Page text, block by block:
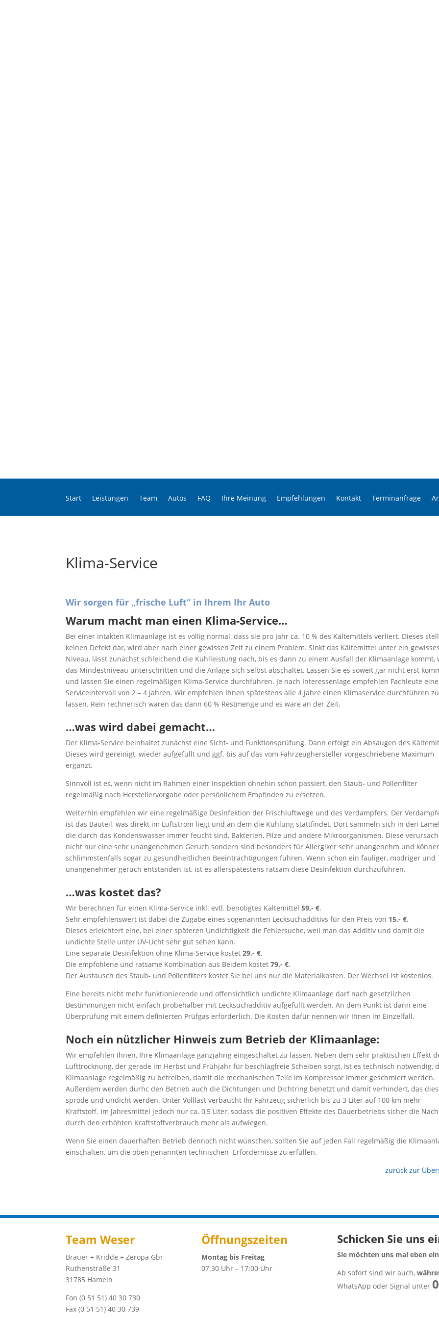
Start Leistungen Team Autos FAQ Ihre Meinung Empfehlungen Kontakt Terminanfrage
Klima-Service
Wir sorgen für „frische Luft“ in Ihrem Ihr Auto
Warum macht man einen Klima-Service…
Bei einer intakten Klimaanlage ist es völlig normal, dass sie pro Jahr ca. 10 % des Kältemittels verliert. Dieses
keinen Defekt dar, wird aber nach einer gewissen Zeit zu einem Problem. Sinkt das Kältemittel unter ein gewisses
Niveau, lässt zunächst schleichend die Kühlleistung nach, bis es dann zu einem Ausfall der Klimaanlage kommt,
das Mindestniveau unterschritten und die Anlage sich selbst abschaltet. Lassen Sie es soweit gar nicht erst
und lassen Sie einen regelmäßigen Klima-Service durchführen. Je nach Interessenlage empfehlen Fachleute
Serviceintervall von 2 – 4 Jahren. Wir empfehlen Ihnen spätestens alle 4 Jahre einen Klimaservice durchführen zu
lassen. Rein rechnerisch wären das dann 60 % Restmenge und es wäre an der Zeit.
…was wird dabei gemacht…
Der Klima-Service beinhaltet zunächst eine Sicht- und Funktionsprüfung. Dann erfolgt ein Absaugen des
Dieses wird gereinigt, wieder aufgefüllt und ggf. bis auf das vom Fahrzeughersteller vorgeschriebene Maximum
ergänzt.
Sinnvoll ist es, wenn nicht im Rahmen einer Inspektion ohnehin schon passiert, den Staub- und Pollenfilter
regelmäßig nach Herstellervorgabe oder persönlichem Empfinden zu ersetzen.
Weiterhin empfehlen wir eine regelmäßige Desinfektion der Frischluftwege und des Verdampfers. Der
ist das Bauteil, was direkt im Luftstrom liegt und an dem die Kühlung stattfindet. Dort sammeln sich in den
die durch das Kondenswasser immer feucht sind, Bakterien, Pilze und andere Mikroorganismen. Diese
nicht nur eine sehr unangenehmen Geruch sondern sind besonders für Allergiker sehr unangenehm und
schlimmstenfalls sogar zu gesundheitlichen Beeinträchtigungen führen. Wenn schon ein fauliger, modriger und
unangenehmer geruch entstanden ist, ist es allerspätestens ratsam diese Desinfektion durchzuführen.
…was kostet das?
Wir berechnen für einen Klima-Service inkl. evtl. benötigtes Kältemittel59,- €.
Sehr empfehlenswert ist dabei die Zugabe eines sogenannten Lecksuchadditivs für den Preis von 15,- €.
Dieses erleichtert eine, bei einer späteren Undichtigkeit die Fehlersuche, weil man das Additiv und damit die
undichte Stelle unter UV-Licht sehr gut sehen kann.
Eine separate Desinfektion ohne Klima-Service kostet29,- €.
Die empfohlene und ratsame Kombination aus Beidem kostet79,- €.
Der Austausch des Staub- und Pollenfilters kostet Sie bei uns nur die Materialkosten. Der Wechsel ist kostenlos.
Eine bereits nicht mehr funktionierende und offensichtlich undichte Klimaanlage darf nach gesetzlichen
Bestimmungen nicht einfach probehalber mit Lecksuchadditiv aufgefüllt werden. An dem Punkt ist dann eine
Überprüfung mit einem definierten Prüfgas erforderlich. Die Kosten dafür nennen wir Ihnen im Einzelfall.
Noch ein nützlicher Hinweis zum Betrieb der Klimaanlage:
Wir empfehlen Ihnen, Ihre Klimaanlage ganzjährig eingeschaltet zu lassen. Neben dem sehr praktischen Effekt
Lufttrocknung, der gerade im Herbst und Frühjahr für beschlagfreie Scheiben sorgt, ist es technisch notwendig,
Klimaanlage regelmäßig zu betreiben, damit die mechanischen Teile im Kompressor immer geschmiert werden.
Außerdem werden durhc den Betrieb auch die Dichtungen und Dichtring benetzt und damit verhindert, das
spröde und undicht werden. Unter Volllast verbaucht Ihr Fahrzeug sicherlich bis zu 3 Liter auf 100 km mehr
Kraftstoff. Im Jahresmittel jedoch nur ca. 0,5 Liter, sodass die positiven Effekte des Dauerbetriebs sicher die
durch den erhöhten Kraftstoffverbrauch mehr als aufwiegen.
Wenn Sie einen dauerhaften Betrieb dennoch nicht wünschen, sollten Sie auf jeden Fall regelmäßig die
einschalten, um die oben genannten technischen Erfordernisse zu erfüllen.
zurück zur
Team Weser
Bräuer + Kridde + Zeropa Gbr
Ruthenstraße 31
31785 Hameln
Fon (0 51 51) 40 30 730
Fax (0 51 51) 40 30 739
Öffnungszeiten
Montag bis Freitag
07:30 Uhr – 17:00 Uhr
Schicken Sie uns
Sie möchten uns mal eben
Ab sofort sind wir auch,
WhatsApp oder Signal unter